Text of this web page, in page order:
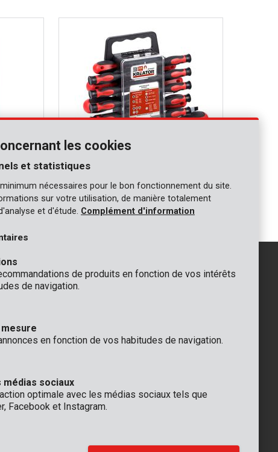
Jeu de tournevis multi - 44 pcs
nv
9
info@varo.com
les cookies
et statistiques
nécessaires pour le bon fonctionnement du site.
sur votre utilisation, de manière totalement
et d'étude. Complément d'information
de produits en fonction de vos intérêts
de navigation.
en fonction de vos habitudes de navigation.
médias sociaux
optimale avec les médias sociaux tels que
Facebook et Instagram.